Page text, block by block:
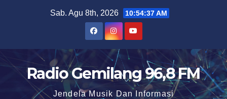
t
Sab. Agu 8th, 2026 10:54:38 AM
Radio Gemilang 96,8 FM
Jendela Musik Dan Informasi